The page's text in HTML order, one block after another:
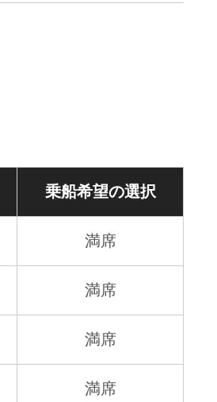
乗船希望の選択
満席
満席
満席
満席